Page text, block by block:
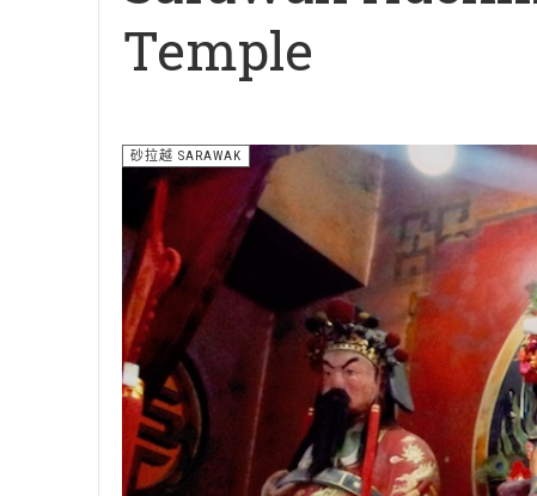
Temple
砂拉越 SARAWAK